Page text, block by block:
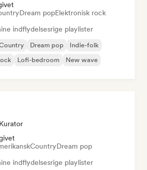
Dream popElektronisk rock
indflydelsesrige playlister
Dream pop
Indie-folk
Lofi-bedroom New wave
CountryDream pop
indflydelsesrige playlister